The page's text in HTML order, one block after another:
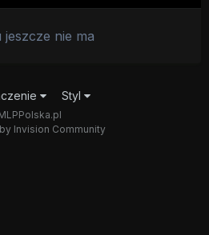
jeszcze nie ma
Styl
Invision Community